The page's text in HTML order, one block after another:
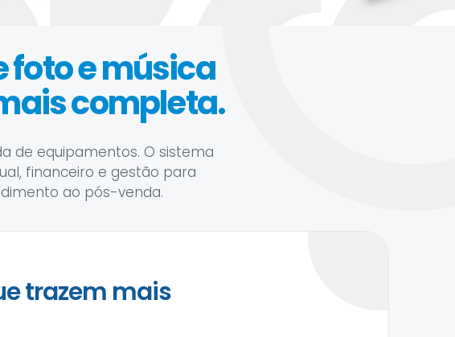
foto e música
completa.
de equipamentos. O sistema
financeiro e gestão para
ao pós-venda.
trazem mais